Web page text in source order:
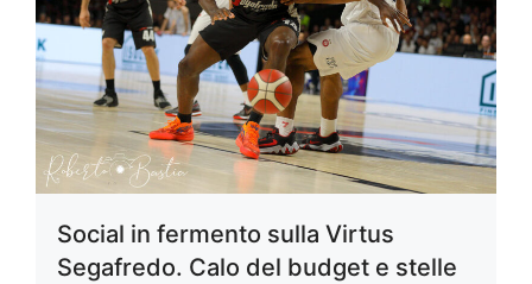
Social in fermento sulla Virtus
Segafredo. Calo del budget e stelle